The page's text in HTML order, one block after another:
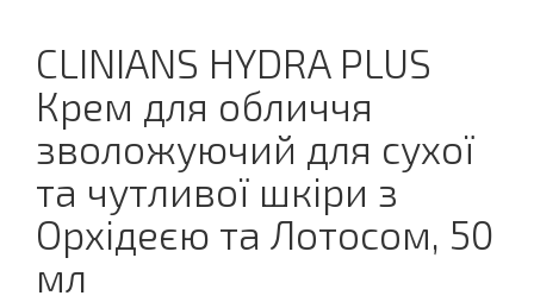
CLINIANS HYDRA PLUS
Крем для обличчя
зволожуючий для сухої
та чутливої шкіри з
Орхідеєю та Лотосом, 50
мл